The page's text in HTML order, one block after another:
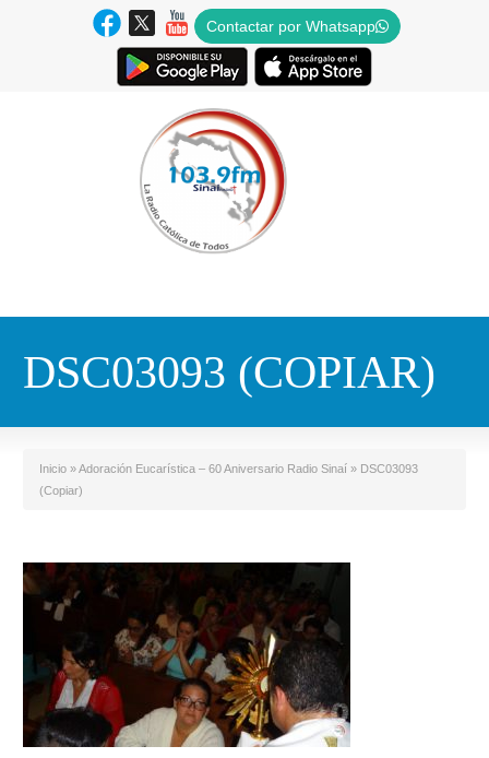
Contactar por Whatsapp
DSC03093 (COPIAR)
Inicio »Adoración Eucarística – 60 Aniversario Radio Sinaí » DSC03093
(Copiar)